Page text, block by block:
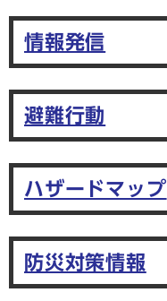
情報発信
避難行動
ハザードマップ
防災対策情報